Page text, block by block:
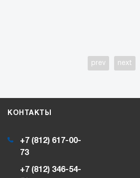
prev next
КОНТАКТЫ
+7 (812) 617-00-
73
+7 (812) 346-54-